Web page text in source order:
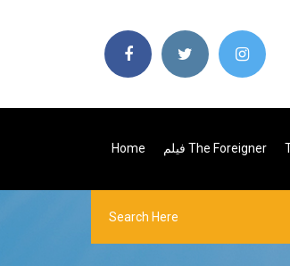
Home فيلم The Foreigner